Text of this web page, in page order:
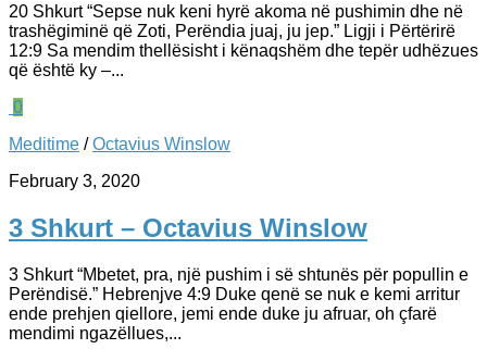
20 Shkurt “Sepse nuk keni hyrë akoma në pushimin dhe në
trashëgiminë që Zoti, Perëndia juaj, ju jep.” ‭‭Ligji i Përtërirë‬
‭12:9‬ Sa mendim thellësisht i kënaqshëm dhe tepër udhëzues
që është ky –...
0
Meditime /Octavius Winslow
February 3, 2020
3 Shkurt – Octavius Winslow
3 Shkurt “Mbetet, pra, një pushim i së shtunës për popullin e
Perëndisë.” ‭Hebrenjve‬ ‭4:9‬ Duke qenë se nuk e kemi arritur
ende prehjen qiellore, jemi ende duke ju afruar, oh çfarë
mendimi ngazëllues,...